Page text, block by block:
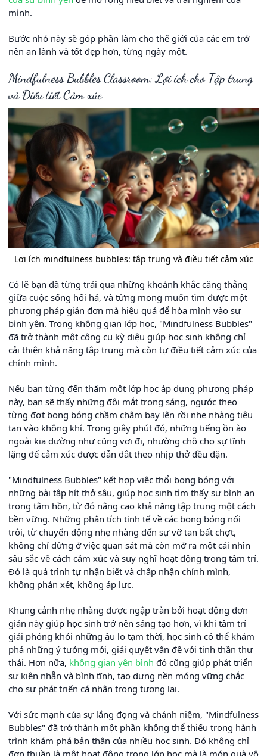
mình.
Bước nhỏ này sẽ góp phần làm cho thế giới của các em trở
nên an lành và tốt đẹp hơn, từng ngày một.
Mindfulness Bubbles Classroom: Lợi ích cho Tập trung
và Điều tiết Cảm xúc
Lợi ích mindfulness bubbles: tập trung và điều tiết cảm xúc
Có lẽ bạn đã từng trải qua những khoảnh khắc căng thẳng
giữa cuộc sống hối hả, và từng mong muốn tìm được một
phương pháp giản đơn mà hiệu quả để hòa mình vào sự
bình yên. Trong không gian lớp học, "Mindfulness Bubbles"
đã trở thành một công cụ kỳ diệu giúp học sinh không chỉ
cải thiện khả năng tập trung mà còn tự điều tiết cảm xúc của
chính mình.
Nếu bạn từng đến thăm một lớp học áp dụng phương pháp
này, bạn sẽ thấy những đôi mắt trong sáng, ngước theo
từng đợt bong bóng chầm chậm bay lên rồi nhẹ nhàng tiêu
tan vào không khí. Trong giây phút đó, những tiếng ồn ào
ngoài kia dường như cũng vơi đi, nhường chỗ cho sự tĩnh
lặng để cảm xúc được dẫn dắt theo nhịp thở đều đặn.
"Mindfulness Bubbles" kết hợp việc thổi bong bóng với
những bài tập hít thở sâu, giúp học sinh tìm thấy sự bình an
trong tâm hồn, từ đó nâng cao khả năng tập trung một cách
bền vững. Những phân tích tinh tế về các bong bóng nổi
trôi, từ chuyển động nhẹ nhàng đến sự vỡ tan bất chợt,
không chỉ dừng ở việc quan sát mà còn mở ra một cái nhìn
sâu sắc về cách cảm xúc và suy nghĩ hoạt động trong tâm trí.
Đó là quá trình tự nhận biết và chấp nhận chính mình,
không phán xét, không áp lực.
Khung cảnh nhẹ nhàng được ngập tràn bởi hoạt động đơn
giản này giúp học sinh trở nên sáng tạo hơn, vì khi tâm trí
giải phóng khỏi những âu lo tạm thời, học sinh có thể khám
phá những ý tưởng mới, giải quyết vấn đề với tinh thần thư
thái. Hơn nữa, không gian yên bình đó cũng giúp phát triển
sự kiên nhẫn và bình tĩnh, tạo dựng nền móng vững chắc
cho sự phát triển cá nhân trong tương lai.
Với sức mạnh của sự lắng đọng và chánh niệm, "Mindfulness
Bubbles" đã trở thành một phần không thể thiếu trong hành
trình khám phá bản thân của nhiều học sinh. Đó không chỉ
đơn thuần là một hoạt động trong lớp học mà là món quà vô